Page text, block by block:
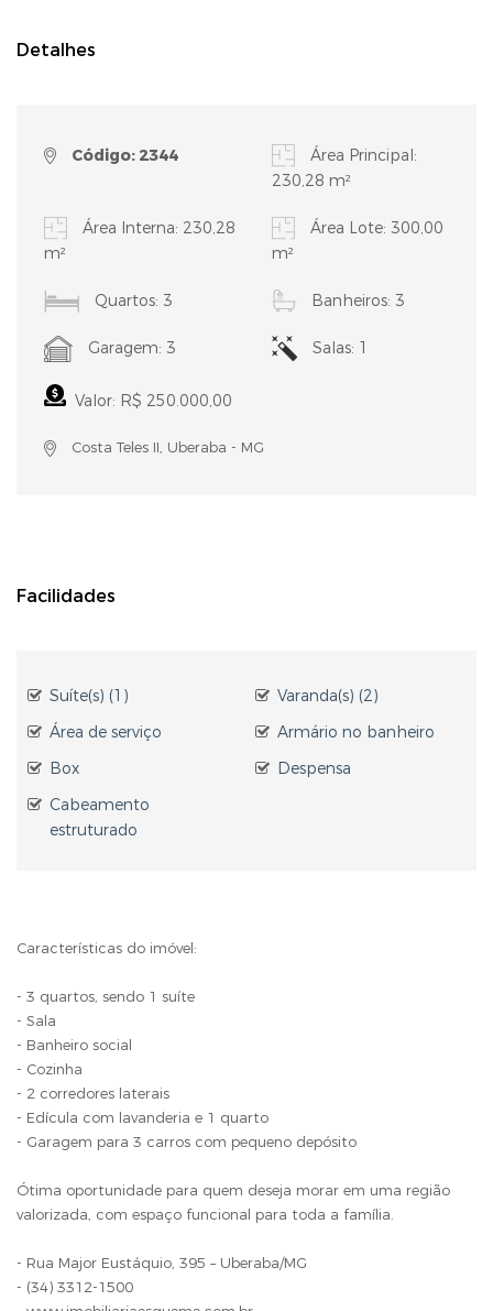
Detalhes
Código: 2344
Área Principal:
230,28 m²
Área Interna: 230,28
m²
Área Lote: 300,00
m²
Quartos: 3 Banheiros: 3
Garagem: 3 Salas: 1
Valor: R$ 250.000,00
Costa Teles II, Uberaba - MG
Facilidades
Suíte(s) (1)
Varanda(s) (2)
Área de serviço
Armário no banheiro
Box
Despensa
Cabeamento
estruturado
Características do imóvel:
- 3 quartos, sendo 1 suíte
- Sala
- Banheiro social
- Cozinha
- 2 corredores laterais
- Edícula com lavanderia e 1 quarto
- Garagem para 3 carros com pequeno depósito
Ótima oportunidade para quem deseja morar em uma região
valorizada, com espaço funcional para toda a família.
- Rua Major Eustáquio, 395 – Uberaba/MG
- (34) 3312-1500